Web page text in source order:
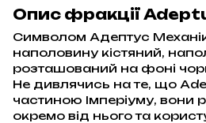
Опис фракції
Символом Адептус
наполовину кістяний,
розташований на фоні
Не дивлячись на те, що
частиною Імперіуму, вони
окремо від нього та